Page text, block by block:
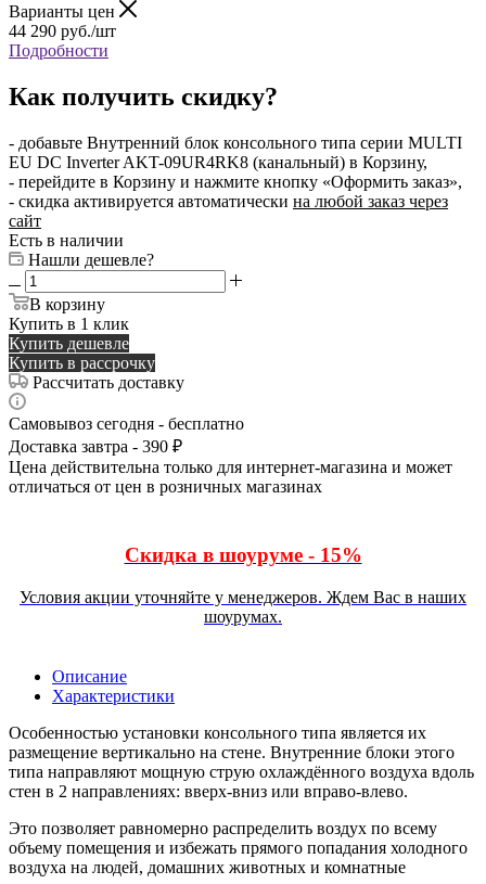
Варианты цен
44 290 руб./шт
Подробности
Как получить скидку?
- добавьте Внутренний блок консольного типа серии MULTI
EU DC Inverter AKT-09UR4RK8 (канальный) в Корзину,
- перейдите в Корзину и нажмите кнопку «Оформить заказ»,
- скидка активируется автоматически на любой заказ через
сайт
Есть в наличии
Нашли дешевле?
В корзину
Купить в 1 клик
Купить дешевле
Купить в рассрочку
Рассчитать доставку
Самовывоз сегодня - бесплатно
Доставка завтра - 390 ₽
Цена действительна только для интернет-магазина и может
отличаться от цен в розничных магазинах
Скидка в шоуруме - 15%
Условия акции уточняйте у менеджеров. Ждем Вас в наших
шоурумах.
Описание
Характеристики
Особенностью установки консольного типа является их
размещение вертикально на стене. Внутренние блоки этого
типа направляют мощную струю охлаждённого воздуха вдоль
стен в 2 направлениях: вверх-вниз или вправо-влево.
Это позволяет равномерно распределить воздух по всему
объему помещения и избежать прямого попадания холодного
воздуха на людей, домашних животных и комнатные